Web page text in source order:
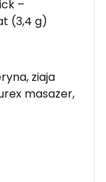
–
(3,4 g)
ziaja
masazer,